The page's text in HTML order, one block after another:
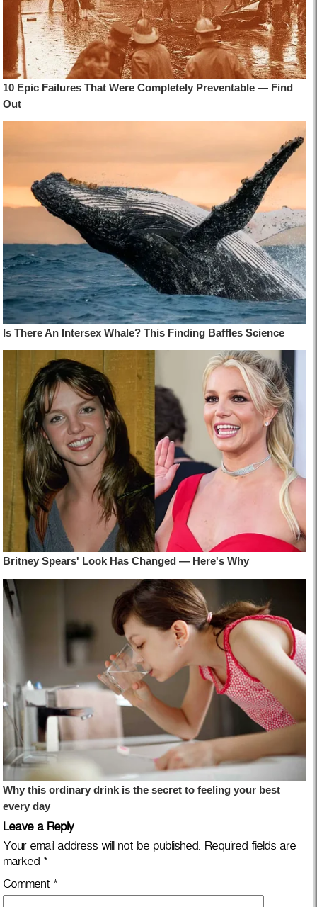
Leave a Reply
Your email address will not be published. Required fields are
marked *
Comment *